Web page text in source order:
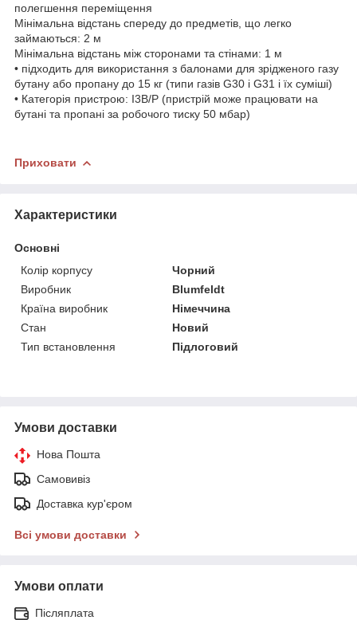
полегшення переміщення
Мінімальна відстань спереду до предметів, що легко
займаються: 2 м
Мінімальна відстань між сторонами та стінами: 1 м
• підходить для використання з балонами для зрідженого газу
бутану або пропану до 15 кг (типи газів G30 і G31 і їх суміші)
• Категорія пристрою: I3B/P (пристрій може працювати на
бутані та пропані за робочого тиску 50 мбар)
Приховати
Характеристики
Основні
Колір корпусу
Чорний
Виробник
Blumfeldt
Країна виробник
Німеччина
Стан
Новий
Тип встановлення
Підлоговий
Умови доставки
Нова Пошта
Самовивіз
Доставка кур'єром
Всі умови доставки
Умови оплати
Післяплата